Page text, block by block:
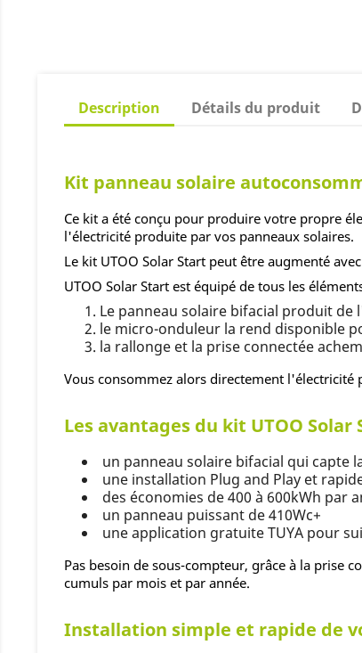
Description Détails du produit
Kit panneau solaire
Ce kit a été conçu pour produire votre propre
l'électricité produite par vos panneaux solaires.
Le kit UTOO Solar Start peut être augmenté
UTOO Solar Start est équipé de tous les
Le panneau solaire bifacial produit de
le micro-onduleur la rend disponible
la rallonge et la prise connectée
Vous consommez alors directement l'électricité
Les avantages du kit UTOO
un panneau solaire bifacial qui capte
une installation Plug and Play et
des économies de 400 à 600kWh
un panneau puissant de 410Wc+
une application gratuite TUYA pour
Pas besoin de sous-compteur, grâce à la prise
cumuls par mois et par année.
Installation simple et rapide de